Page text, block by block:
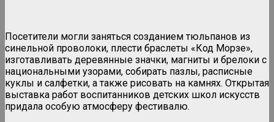
Посетители могли заняться созданием тюльпанов из
синельной проволоки, плести браслеты «Код Морзе»,
изготавливать деревянные значки, магниты и брелоки с
национальными узорами, собирать пазлы, расписные
куклы и салфетки, а также рисовать на камнях. Открытая
выставка работ воспитанников детских школ искусств
придала особую атмосферу фестивалю.